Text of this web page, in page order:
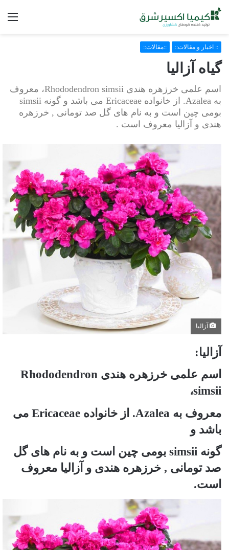
:: اخبار و مقالات:: ::مقالات::
گیاه آزالیا
اسم علمی خرزهره هندی Rhododendron simsii، معروف
به Azalea. از خانواده Ericaceae می باشد و گونه simsii
بومی چین است و به نام های گل صد تومانی , خرزهره
هندی و آزالیا معروف است .
آزالیا
آزالیا:
اسم علمی خرزهره هندی Rhododendron
simsii،
معروف به Azalea. از خانواده Ericaceae می
باشد و
گونه simsii بومی چین است و به نام های گل
صد تومانی , خرزهره هندی و آزالیا معروف
است.